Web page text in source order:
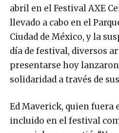
abril en el Festival AXE
llevado a cabo en el
Ciudad de México, y la
día de festival, diversos
presentarse hoy
solidaridad a través de
Ed Maverick, quien
incluido en el festival